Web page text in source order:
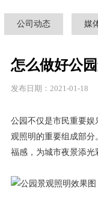
公司动态 媒
怎么做好公
发布日期：2021-01-18
公园不仅是市民重要
观照明的重要组成部
福感，为城市夜景添光